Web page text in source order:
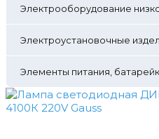
Электрооборудование
Электроустановочные
Элементы питания,